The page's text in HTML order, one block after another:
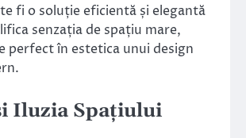
fi o soluție eficientă și elegantă
senzația de spațiu mare,
perfect în estetica unui design
Iluzia Spațiului